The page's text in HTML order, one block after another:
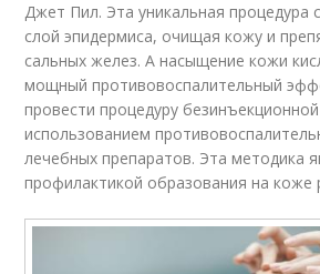
Джет Пил. Эта уникальная процедура
слой эпидермиса, очищая кожу и
сальных желез. А насыщение кожи
мощный противовоспалительный
провести процедуру
использованием
лечебных препаратов. Эта методика
профилактикой образования на коже